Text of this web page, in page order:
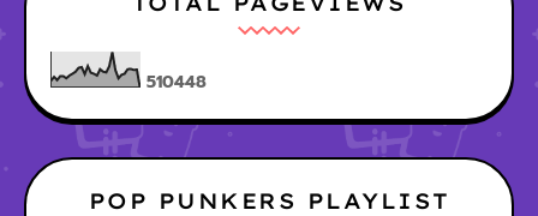
510448
POP PUNKERS PLAYLIST